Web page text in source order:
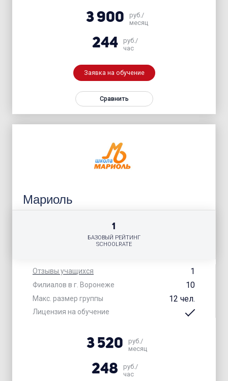
3 900
руб./
месяц
244
руб./
час
Заявка на обучение
Сравнить
Мариоль
Отзывы учащихся 1
Филиалов в г. Воронеже 10
Макс. размер группы 12 чел.
Лицензия на обучение
1
БАЗОВЫЙ РЕЙТИНГ
SCHOOLRATE
3 520
руб./
месяц
248
руб./
час